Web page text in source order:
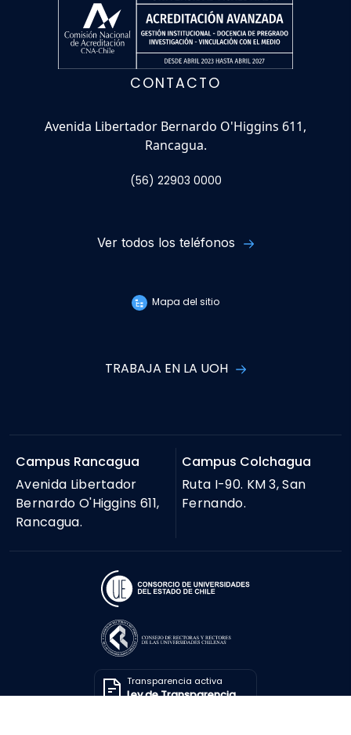
CONTACTO
Avenida Libertador Bernardo O'Higgins 611,
Rancagua.
(56) 22903 0000
Ver todos los teléfonos
Mapa del sitio
TRABAJA EN LA UOH
Campus Rancagua
Avenida Libertador
Bernardo O'Higgins 611,
Rancagua.
Campus Colchagua
Ruta I-90. KM 3, San
Fernando.
Transparencia activa
Ley de Transparencia